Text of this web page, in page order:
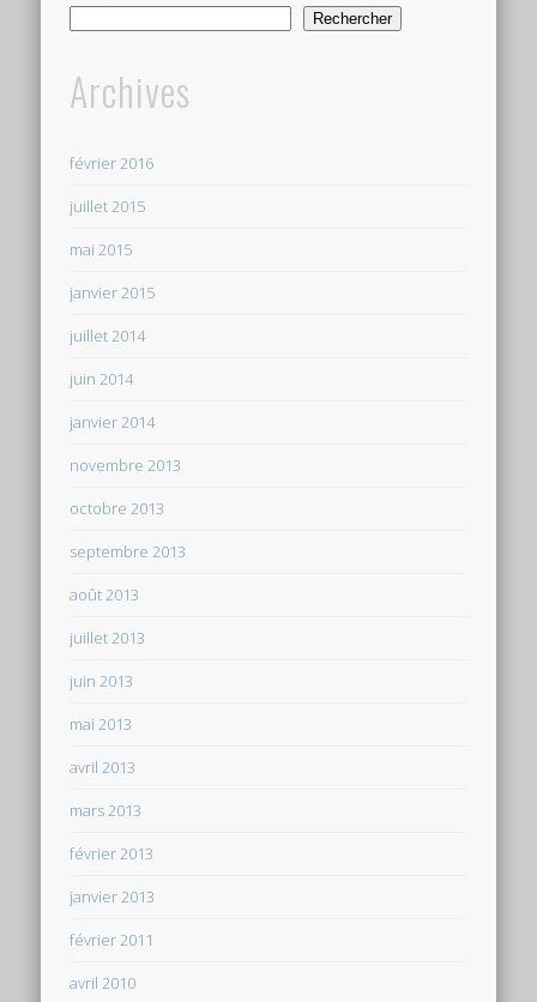
Rechercher
Archives
février 2016
juillet 2015
mai 2015
janvier 2015
juillet 2014
juin 2014
janvier 2014
novembre 2013
octobre 2013
septembre 2013
août 2013
juillet 2013
juin 2013
mai 2013
avril 2013
mars 2013
février 2013
janvier 2013
février 2011
avril 2010